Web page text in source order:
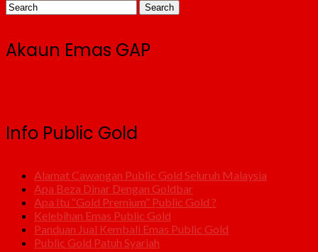
Akaun Emas GAP
Info Public Gold
Alamat Cawangan Public Gold Seluruh Malaysia
Apa Beza Dinar Dengan Goldbar
Apa Itu “Gold Premium” Public Gold ?
Kelebihan Emas Public Gold
Panduan Jual Kembali Emas Public Gold
Public Gold Patuh Syariah